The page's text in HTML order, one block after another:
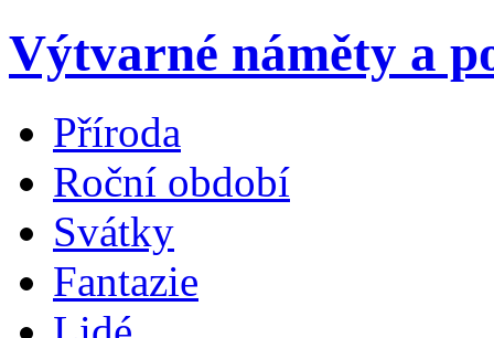
Výtvarné náměty a
Příroda
Roční období
Svátky
Fantazie